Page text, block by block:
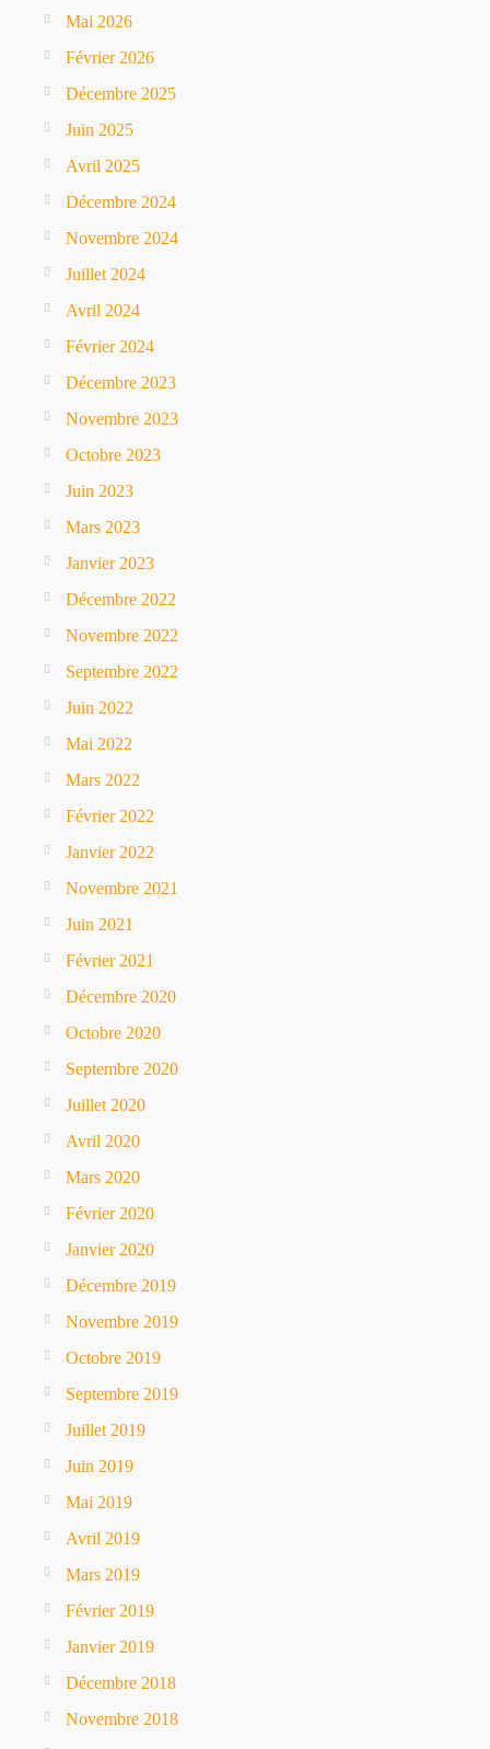
Mai 2026
Février 2026
Décembre 2025
Juin 2025
Avril 2025
Décembre 2024
Novembre 2024
Juillet 2024
Avril 2024
Février 2024
Décembre 2023
Novembre 2023
Octobre 2023
Juin 2023
Mars 2023
Janvier 2023
Décembre 2022
Novembre 2022
Septembre 2022
Juin 2022
Mai 2022
Mars 2022
Février 2022
Janvier 2022
Novembre 2021
Juin 2021
Février 2021
Décembre 2020
Octobre 2020
Septembre 2020
Juillet 2020
Avril 2020
Mars 2020
Février 2020
Janvier 2020
Décembre 2019
Novembre 2019
Octobre 2019
Septembre 2019
Juillet 2019
Juin 2019
Mai 2019
Avril 2019
Mars 2019
Février 2019
Janvier 2019
Décembre 2018
Novembre 2018